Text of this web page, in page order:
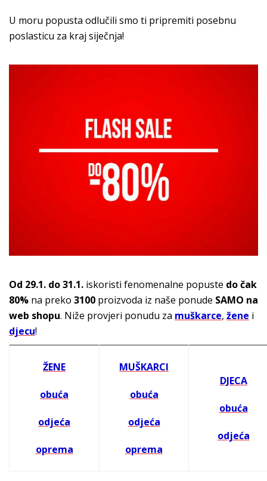
U moru popusta odlučili smo ti pripremiti posebnu
poslasticu za kraj siječnja!
Od 29.1. do 31.1. iskoristi fenomenalne popuste do čak
80% na preko 3100 proizvoda iz naše ponude SAMO na
web shopu. Niže provjeri ponudu za muškarce, žene i
djecu!
ŽENE
obuća
odjeća
oprema
MUŠKARCI
obuća
odjeća
oprema
DJECA
obuća
odjeća